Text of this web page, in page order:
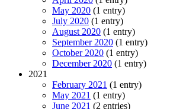
May 2020 (1 entry)
July 2020 (1 entry)
August 2020 (1 entry)
September 2020 (1 entry)
October 2020 (1 entry)
December 2020 (1 entry)
2021
February 2021 (1 entry)
May 2021 (1 entry)
June 2021 (2 entries)